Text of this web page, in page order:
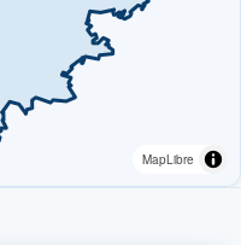
MapLibre